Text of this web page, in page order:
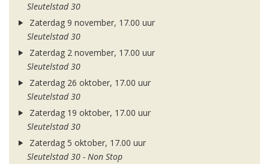
Sleutelstad 30
Zaterdag 9 november, 17.00 uur
Sleutelstad 30
Zaterdag 2 november, 17.00 uur
Sleutelstad 30
Zaterdag 26 oktober, 17.00 uur
Sleutelstad 30
Zaterdag 19 oktober, 17.00 uur
Sleutelstad 30
Zaterdag 5 oktober, 17.00 uur
Sleutelstad 30 - Non Stop